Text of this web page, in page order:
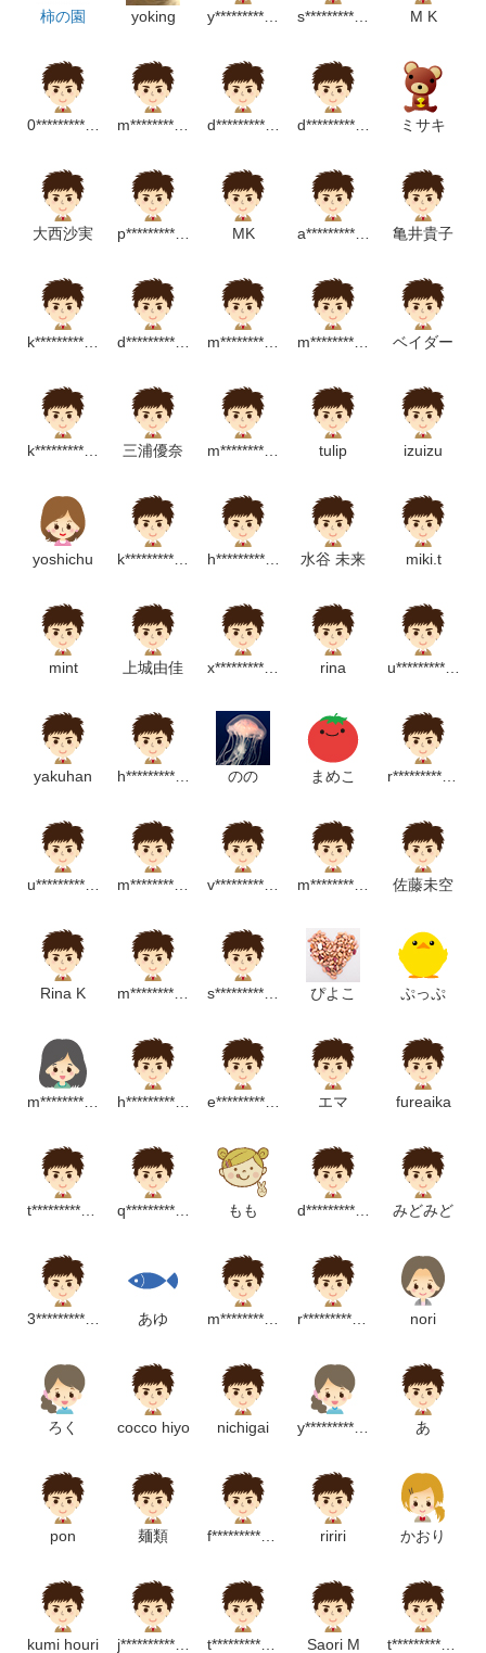
柿の園 yoking y********************p s***************************p M K
0***************************m m************************p d*******************m d*******************m ミサキ
大西沙実 p********************p MK a****************p 亀井貴子
k******************p d********************p m*****************p m***************************p ベイダー
k***********************m 三浦優奈 m****************m tulip izuizu
yoshichu k*******************m h**********************m 水谷 未来 miki.t
mint 上城由佳 x********************p rina u*****************p
yakuhan h******************************p のの まめこ r****************m
u********************m m*******************m v*************************m m*******************m 佐藤未空
Rina K m*******************p s*****************m ぴよこ ぷっぷ
m************************p h***********************m e*********************m エマ fureaika
t************************m q****************m もも d**************************p みどみど
3***************m あゆ m**************************p r***********************m nori
ろく cocco hiyo nichigai y************************p あ
pon 麺類 f*****************m ririri かおり
kumi houri j********************p t***********************m Saori M t**********************p